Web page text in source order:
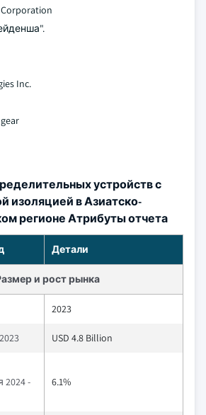
Inc.
устройств с
изоляцией в Азиатско-
регионе Атрибуты отчета
Детали
и рост рынка
2023
USD 4.8 Billion
2024 -
6.1%